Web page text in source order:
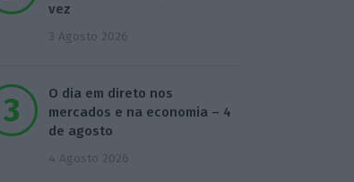
vez
3 Agosto 2026
O dia em direto nos
mercados e na economia – 4
de agosto
4 Agosto 2026